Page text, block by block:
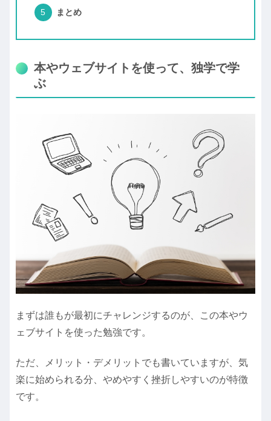
まとめ
本やウェブサイトを使って、独学で学
ぶ
まずは誰もが最初にチャレンジするのが、この本やウ
ェブサイトを使った勉強です。
ただ、メリット・デメリットでも書いていますが、気
楽に始められる分、やめやすく挫折しやすいのが特徴
です。